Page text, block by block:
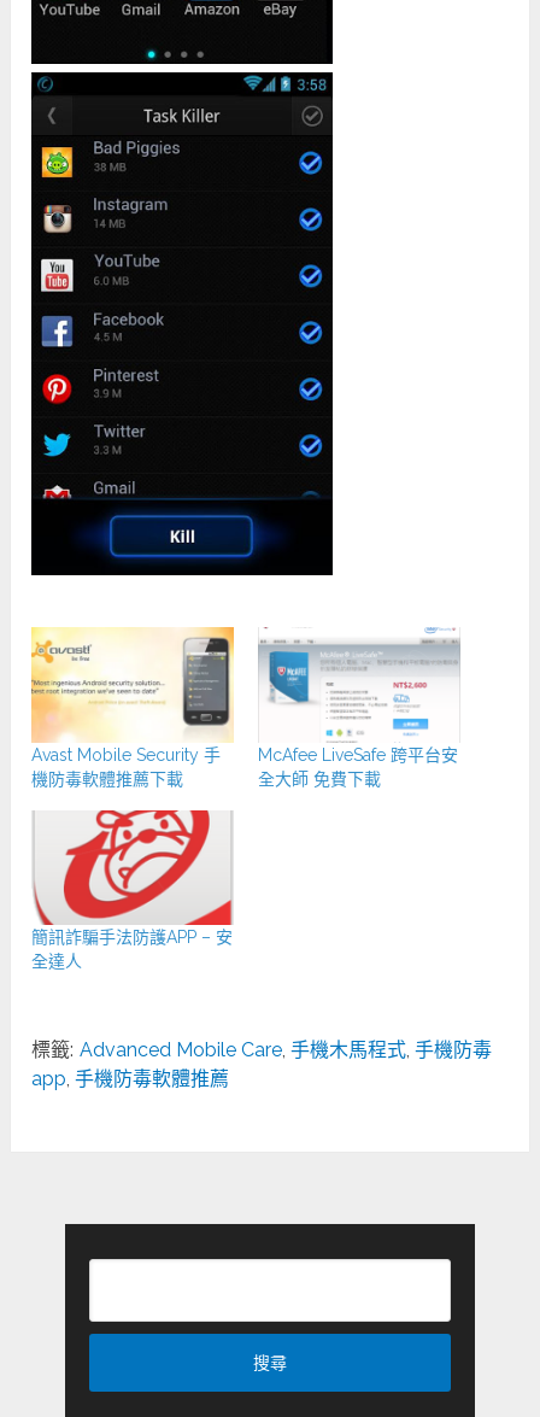
Avast Mobile Security 手
機防毒軟體推薦下載
McAfee LiveSafe 跨平台安
全大師 免費下載
簡訊詐騙手法防護APP – 安
全達人
標籤: Advanced Mobile Care,手機木馬程式,手機防毒
app,手機防毒軟體推薦